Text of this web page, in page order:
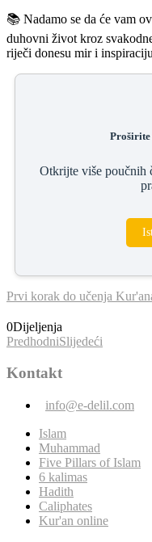
📚 Nadamo se da će vam
duhovni život kroz
riječi donesu mir i
Proširite
Otkrijte više poučnih
Prvi korak do učenja
0Dijeljenja
PredhodniSlijedeći
Kontakt
info@e-delil.com
Islam
Muhammad
Five Pillars of Islam
6 kalimas
Hadith
Caliphates
Kur'an online